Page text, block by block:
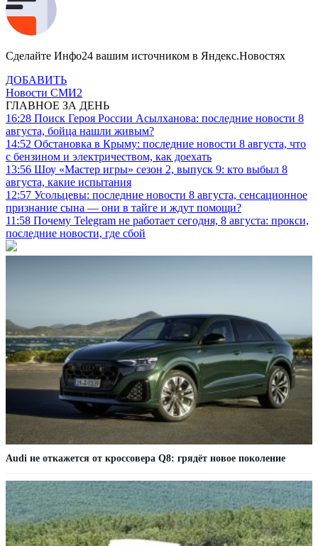
Сделайте Инфо24 вашим источником в Яндекс.Новостях
ДОБАВИТЬ
Новости СМИ2
ГЛАВНОЕ ЗА ДЕНЬ
16:28 Поиск Героя России Асылханова: последние новости 8
августа, бойца нашли живым?
14:52 Обстановка в Крыму: последние новости 8 августа, что
с бензином и электричеством, как доехать
13:56 Шоу «Мастер игры» сезон 2, выпуск 9: кто выбыл 8
августа, какие испытания
12:57 Усольцевы: последние новости 8 августа, сенсационное
признание сына — они в тайге и ждут помощи?
11:58 Почему Telegram не работает сегодня, 8 августа: прокси,
последние новости, где сбой
Audi не откажется от кроссовера Q8: грядёт новое поколение